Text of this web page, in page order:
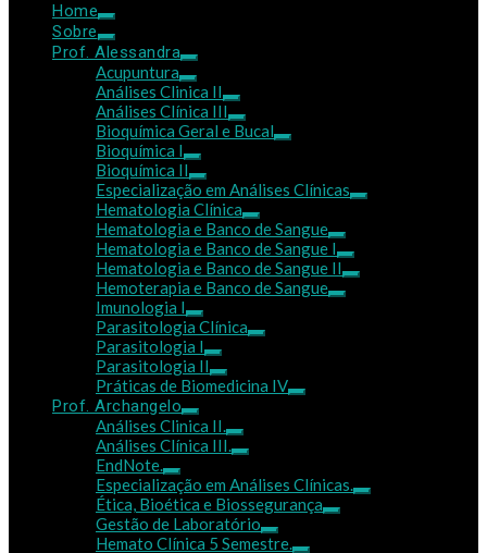
Home
Sobre
Prof. Alessandra
Acupuntura
Análises Clinica II
Análises Clínica III
Bioquímica Geral e Bucal
Bioquímica I
Bioquímica II
Especialização em Análises Clínicas
Hematologia Clínica
Hematologia e Banco de Sangue
Hematologia e Banco de Sangue I
Hematologia e Banco de Sangue II
Hemoterapia e Banco de Sangue
Imunologia I
Parasitologia Clínica
Parasitologia I
Parasitologia II
Práticas de Biomedicina IV
Prof. Archangelo
Análises Clinica II.
Análises Clínica III.
EndNote.
Especialização em Análises Clínicas.
Ética, Bioética e Biossegurança
Gestão de Laboratório
Hemato Clínica 5 Semestre.